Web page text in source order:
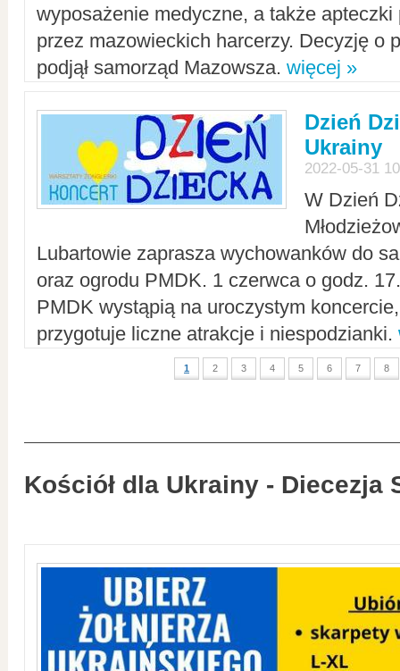
wyposażenie medyczne, a także apteczki
przez mazowieckich harcerzy. Decyzję o
podjął samorząd Mazowsza. więcej »
Dzień
Ukrainy
2022-05-31
W Dzień
Lubartowie zaprasza wychowanków do
oraz ogrodu PMDK. 1 czerwca o godz.
PMDK wystąpią na uroczystym
przygotuje liczne atrakcje i niespodzianki.
1 2 3 4 5 6 7 8
Kościół dla Ukrainy - Diecezja